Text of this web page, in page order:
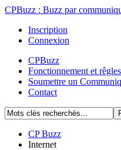
CPBuzz : Buzz par
Inscription
Connexion
CPBuzz
Fonctionnement et rêgles
Soumettre un
Contact
CP Buzz
Internet